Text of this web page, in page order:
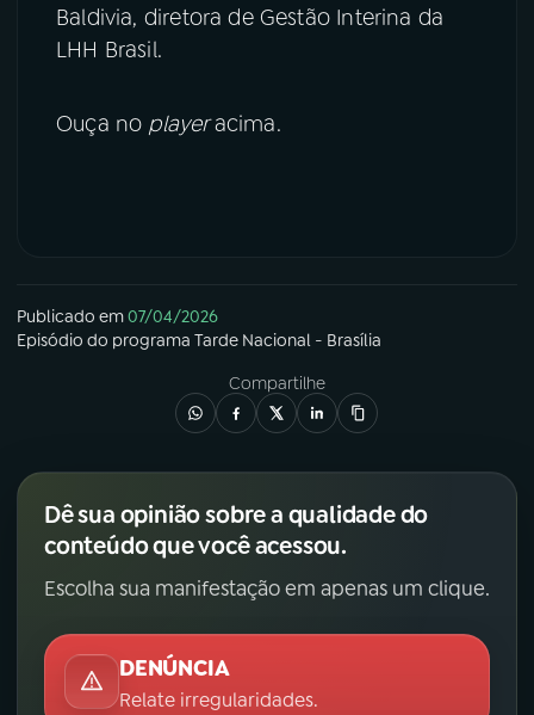
Baldivia, diretora de Gestão Interina da
LHH Brasil.
Ouça no playeracima.
Publicado em07/04/2026
Episódio do programa Tarde Nacional - Brasília
Compartilhe
Dê sua opinião sobre a qualidade do
conteúdo que você acessou.
Escolha sua manifestação em apenas um clique.
DENÚNCIA
Relate irregularidades.